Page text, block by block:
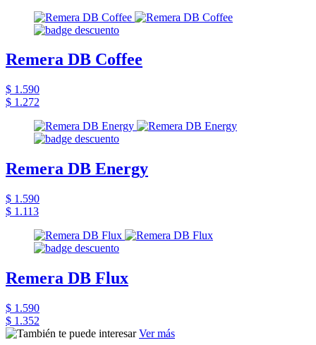
Remera DB Coffee
$ 1.590
$ 1.272
Remera DB Energy
$ 1.590
$ 1.113
Remera DB Flux
$ 1.590
$ 1.352
Ver más